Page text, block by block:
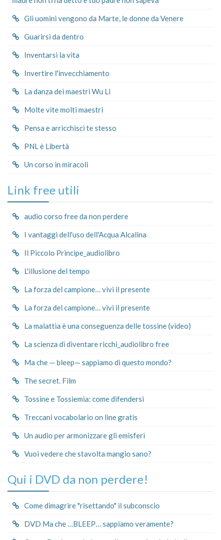
Gli uomini vengono da Marte, le donne da Venere
Guarirsi da dentro
Inventarsi la vita
Invertire l'invecchiamento
La danza dei maestri Wu Li
Molte vite molti maestri
Pensa e arricchisci te stesso
PNL è Libertà
Un corso in miracoli
Link free utili
audio corso free da non perdere
I vantaggi dell'uso dell'Acqua Alcalina
Il Piccolo Principe_audiolibro
L'illusione del tempo
La forza del campione… vivi il presente
La forza del campione… vivi il presente
La malattia è una conseguenza delle tossine (video)
La scienza di diventare ricchi_audiolibro free
Ma che — bleep— sappiamo di questo mondo?
The secret. Film
Tossine e Tossiemia: come difendersi
Treccani vocabolario on line gratis
Un audio per armonizzare gli emisferi
Vuoi vedere che stavolta mangio sano?
Qui i DVD da non perdere!
Come dimagrire "risettando" il subconscio
DVD Ma che …BLEEP… sappiamo veramente?